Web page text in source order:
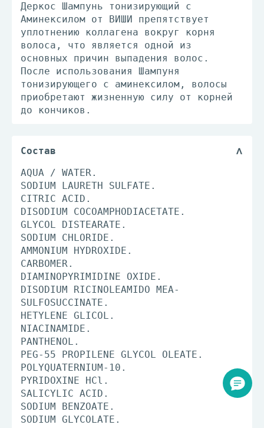
Деркос Шампунь тонизирующий с
Аминексилом от ВИШИ препятствует
уплотнению коллагена вокруг корня
волоса, что является одной из
основных причин выпадения волос.
После использования Шампуня
тонизирующего с аминексилом, волосы
приобретают жизненную силу от корней
до кончиков.
Состав
AQUA / WATER.
SODIUM LAURETH SULFATE.
CITRIC ACID.
DISODIUM COCOAMPHODIACETATE.
GLYCOL DISTEARATE.
SODIUM CHLORIDE.
AMMONIUM HYDROXIDE.
CARBOMER.
DIAMINOPYRIMIDINE OXIDE.
DISODIUM RICINOLEAMIDO MEA-
SULFOSUCCINATE.
HETYLENE GLICOL.
NIACINAMIDE.
PANTHENOL.
PEG-55 PROPILENE GLYCOL OLEATE.
POLYQUATERNIUM-10.
PYRIDOXINE HCl.
SALICYLIC ACID.
SODIUM BENZOATE.
SODIUM GLYCOLATE.